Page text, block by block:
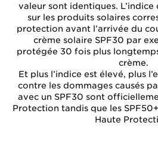
valeur sont identiques.
sur les produits solaires
protection avant l’arrivée du
crème solaire SPF30 par
protégée 30 fois plus
crème.
Et plus l’indice est élevé, plus
contre les dommages causés
avec un SPF30 sont
Protection tandis que les
Haute